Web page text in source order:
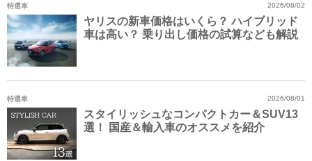
特選車
ヤリスの新車価格はいくら？ ハイブリッド
車は高い？ 乗り出し価格の試算なども解説
2026/08/02
特選車
スタイリッシュなコンパクトカー＆SUV13
選！ 国産＆輸入車のオススメを紹介
2026/08/01